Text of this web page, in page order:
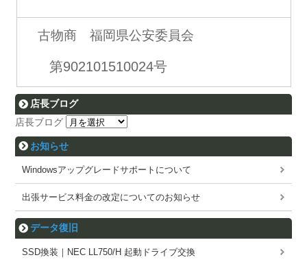
古物商 福岡県公安委員会
第902101510024号
店長ブログ
店長ブログ
お知らせ
Windowsアップグレードサポートについて
出張サービス料金の改定についてのお知らせ
データ復旧
SSD換装｜NEC LL750/H 起動ドライブ交換